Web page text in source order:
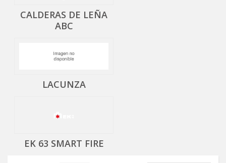
CALDERAS DE LEÑA
ABC
LACUNZA
EK 63 SMART FIRE